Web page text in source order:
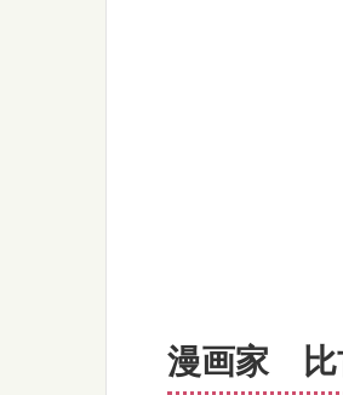
漫画家 比